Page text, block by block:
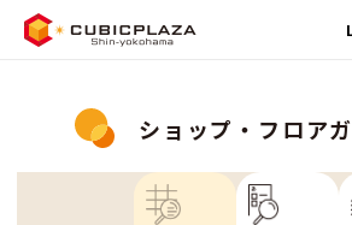
ショップ・フロア